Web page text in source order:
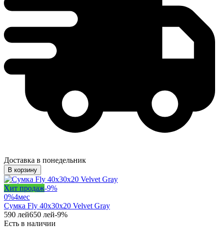
Доставка в понедельник
В корзину
Хит продаж-9%
0%4мес
Сумка Fly 40x30x20 Velvet Gray
590 лей650 лей-9%
Есть в наличии